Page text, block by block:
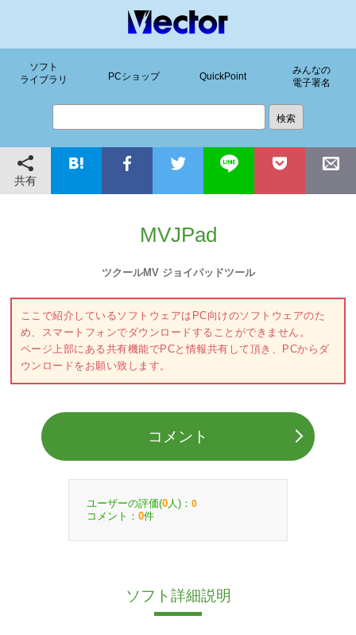
ソフト
ライブラリ
PCショップ QuickPoint
みんなの
電子署名
共有
MVJPad
ツクールMV ジョイパッドツール
ここで紹介しているソフトウェアはPC向けのソフトウェアのた
め、スマートフォンでダウンロードすることができません。
ページ上部にある共有機能でPCと情報共有して頂き、PCからダ
ウンロードをお願い致します。
コメント
ユーザーの評価(0 人)： 0
コメント： 0件
ソフト詳細説明